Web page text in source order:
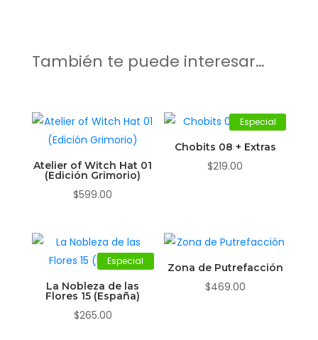
También te puede interesar…
Atelier of Witch Hat 01
(Edición Grimorio)
$599.00
Especial
Chobits 08 + Extras
$219.00
Especial
La Nobleza de las
Flores 15 (España)
$265.00
Zona de Putrefacción
$469.00